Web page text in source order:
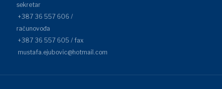
sekretar
+387 36 557 606 /
računovođa
+387 36 557 605 / fax
mustafa.ejubovic@hotmail.com